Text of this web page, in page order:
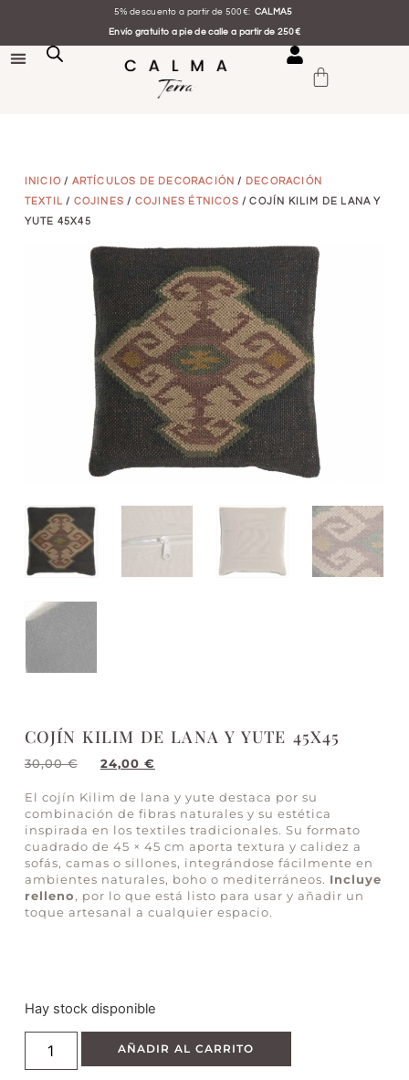
5% descuento a partir de 500€: CALMA5
Envío gratuito a pie de calle a partir de 250€
INICIO / ARTÍCULOS DE DECORACIÓN /
DECORACIÓN
TEXTIL / COJINES / COJINES ÉTNICOS / COJÍN KILIM DE LANA Y
YUTE 45X45
COJÍN KILIM DE LANA Y YUTE 45X45
30,00€ 24,00 €
El cojín Kilim de lana y yute destaca por su
combinación de fibras naturales y su estética
inspirada en los textiles tradicionales. Su formato
cuadrado de 45 × 45 cm aporta textura y calidez a
sofás, camas o sillones, integrándose fácilmente en
ambientes naturales, boho o mediterráneos. Incluye
relleno, por lo que está listo para usar y añadir un
toque artesanal a cualquier espacio.
Hay stock disponible
AÑADIR AL CARRITO